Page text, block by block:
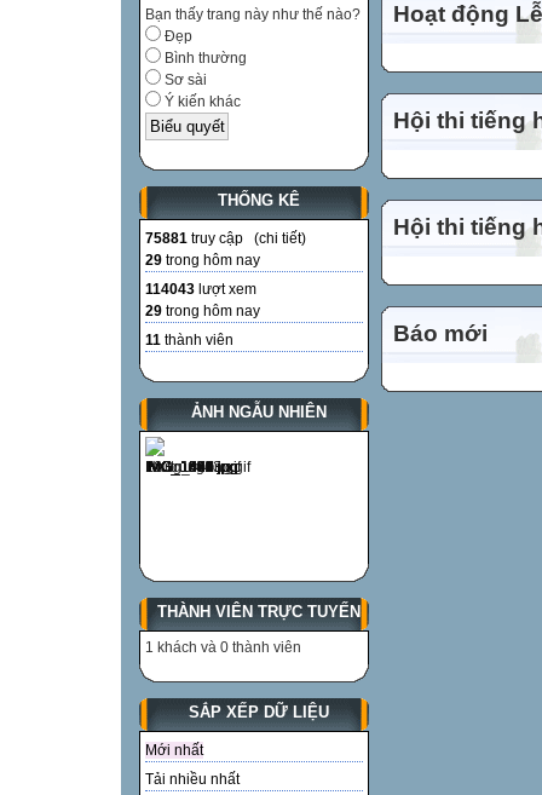
Bạn thấy trang này như thế nào?
Đẹp
Bình thường
Sơ sài
Ý kiến khác
THỐNG KÊ
75881 truy cập (chi tiết)
29 trong hôm nay
114043 lượt xem
29 trong hôm nay
11 thành viên
ẢNH NGẪU NHIÊN
THÀNH VIÊN TRỰC TUYẾN
1 khách và 0 thành viên
SẮP XẾP DỮ LIỆU
Mới nhất
Tải nhiều nhất
Hoạt động
Hội thi tiếng
Hội thi tiếng
Báo mới